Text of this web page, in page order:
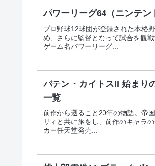
パワーリーグ64（ニンテ
プロ野球12球団が登録された本格
め、さらに監督となって試合を観
ゲーム名パワーリーグ...
バテン・カイトスII 始まり
一覧
前作から遡ること20年の物語。帝
リィと共に旅をし、前作のキャラ
カー任天堂発売...